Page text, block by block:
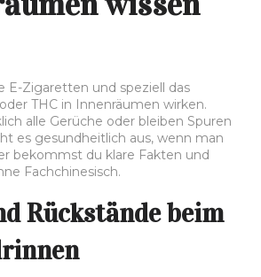
E-Zigaretten und speziell das
THC in Innenräumen wirken.
alle Gerüche oder bleiben Spuren
es gesundheitlich aus, wenn man
bekommst du klare Fakten und
Fachchinesisch.
Rückstände beim